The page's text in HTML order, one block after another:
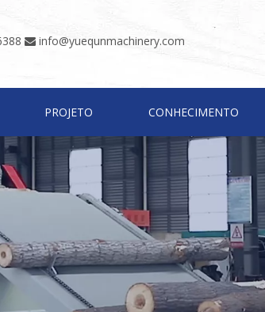
 info@yuequnmachinery.com
PROJETO CONHECIMENTO